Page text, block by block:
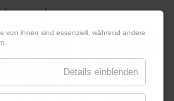
|Kontakt|Datenschutz
von ihnen sind essenziell, während andere
Details einblenden